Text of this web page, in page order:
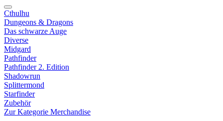
Cthulhu
Dungeons & Dragons
Das schwarze Auge
Diverse
Midgard
Pathfinder
Pathfinder 2. Edition
Shadowrun
Splittermond
Starfinder
Zubehör
Zur Kategorie Merchandise